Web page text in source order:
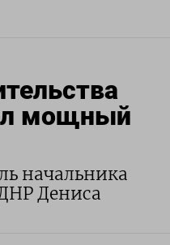
мощный
начальника
Дениса